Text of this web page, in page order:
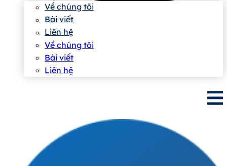
Về chúng tôi
Bài viết
Liên hệ
Về chúng tôi
Bài viết
Liên hệ